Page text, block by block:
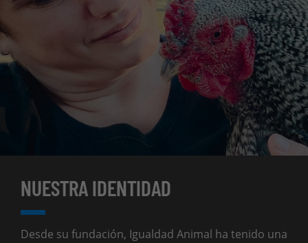
NUESTRA IDENTIDAD
Desde su fundación, Igualdad Animal ha tenido una